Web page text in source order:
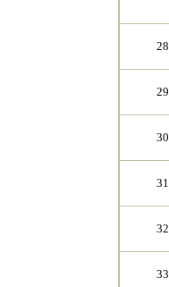
28
29
30
31
32
33